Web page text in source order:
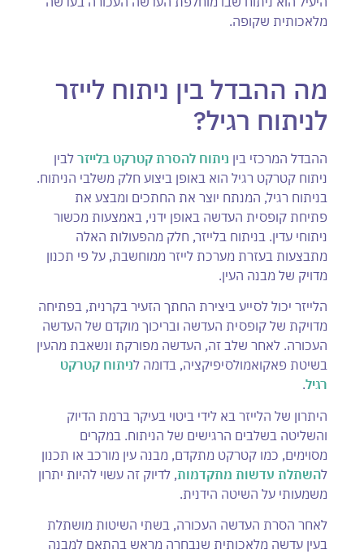
מלאכותית שקופה.
מה ההבדל בין ניתוח לייזר
לניתוח רגיל?
ההבדל המרכזי בין ניתוח להסרת קטרקט בלייזר לבין
ניתוח קטרקט רגיל הוא באופן ביצוע חלק משלבי הניתוח.
בניתוח רגיל, המנתח יוצר את החתכים ומבצע את
פתיחת קופסית העדשה באופן ידני, באמצעות מכשור
ניתוחי עדין. בניתוח בלייזר, חלק מהפעולות האלה
מתבצעות בעזרת מערכת לייזר ממוחשבת, על פי תכנון
מדויק של מבנה העין.
הלייזר יכול לסייע ביצירת החתך הזעיר בקרנית, בפתיחה
מדויקת של קופסית העדשה ובריכוך מוקדם של העדשה
העכורה. לאחר שלב זה, העדשה מפורקת ונשאבת מהעין
בשיטת פאקואמולסיפיקציה, בדומה לניתוח קטרקט
רגיל.
היתרון של הלייזר בא לידי ביטוי בעיקר ברמת הדיוק
והשליטה בשלבים הרגישים של הניתוח. במקרים
מסוימים, כמו קטרקט מתקדם, מבנה עין מורכב או תכנון
להשתלת עדשות מתקדמות, לדיוק זה עשוי להיות יתרון
משמעותי על השיטה הידנית.
לאחר הסרת העדשה העכורה, בשתי השיטות מושתלת
בעין עדשה מלאכותית שנבחרה מראש בהתאם למבנה